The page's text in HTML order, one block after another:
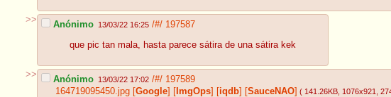
>> Anónimo 13/03/22 16:25 /#/ 197587
que pic tan mala, hasta parece sátira de una sátira kek
>> Anónimo 13/03/22 17:02 /#/ 197589
164719095450.jpg [Google] [ ImgOps] [iqdb] [SauceNAO] ( 141.26KB , 1076x921 ,